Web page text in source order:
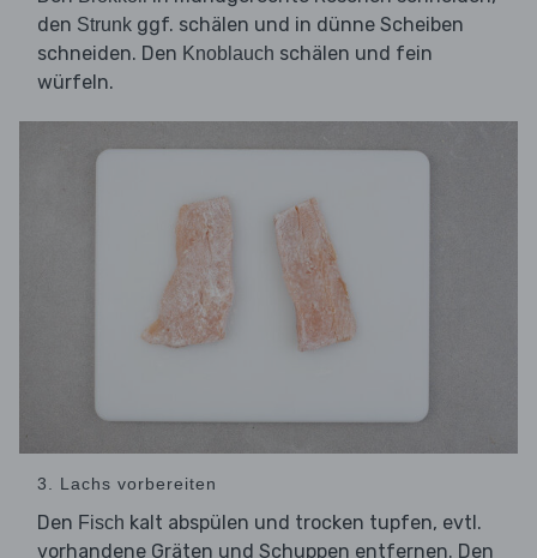
den Strunk ggf. schälen und in dünne Scheiben
schneiden. Den Knoblauch schälen und fein
würfeln.
3. Lachs vorbereiten
Den Fisch kalt abspülen und trocken tupfen, evtl.
vorhandene Gräten und Schuppen entfernen. Den